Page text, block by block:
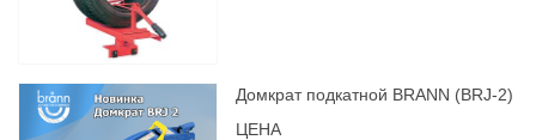
Домкрат подкатной BRANN (BRJ-2)
ЦЕНА